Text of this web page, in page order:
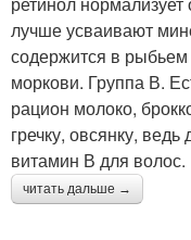
лучше усваивают
содержится в
моркови. Группа В.
рацион молоко,
гречку, овсянку,
витамин В для волос.
читать дальше →